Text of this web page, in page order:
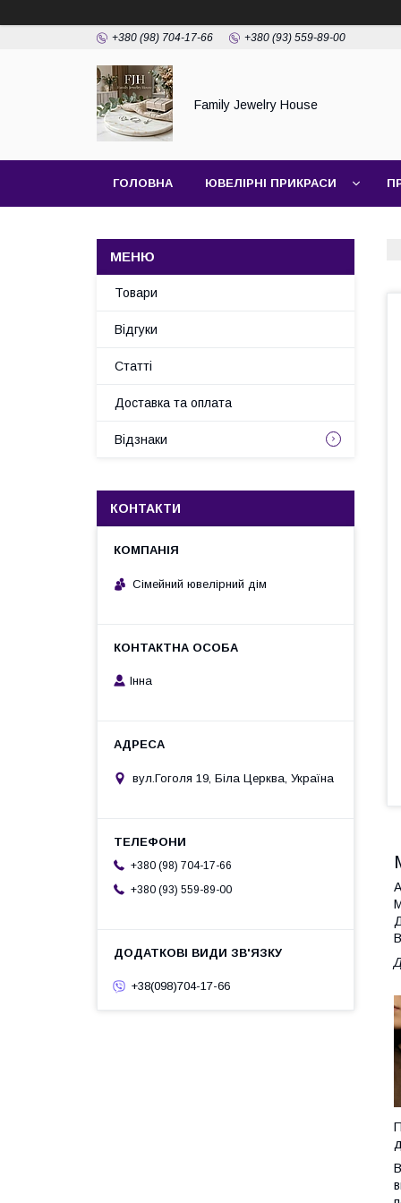
+380 (98) 704-17-66 +380 (93) 559-89-00
Family Jewelry House
ГОЛОВНА ЮВЕЛІРНІ ПРИКРАСИ
Товари
Відгуки
Статті
Доставка та оплата
Відзнаки
КОНТАКТИ
Сімейний ювелірний дім
Інна
вул.Гоголя 19, Біла Церква, Україна
+380 (98) 704-17-66
+380 (93) 559-89-00
+38(098)704-17-66